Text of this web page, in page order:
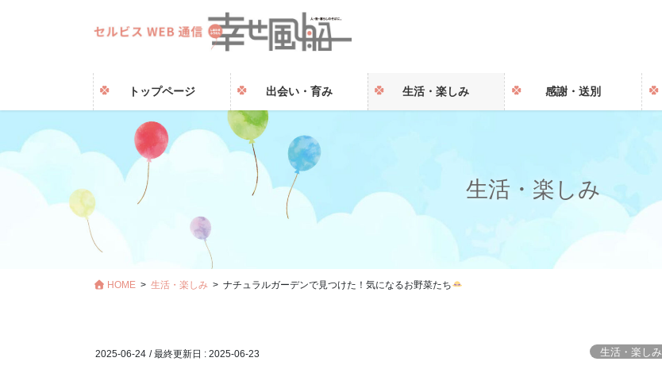
トップページ 出会い・育み 生活・楽しみ 感謝・送別
生活・楽しみ
HOME 生活・楽しみ ナチュラルガーデンで見つけた！気になるお野菜たち
2025-06-24 / 最終更新日 : 2025-06-23 生活・楽しみ